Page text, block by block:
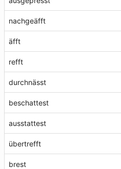
nachgeäfft
äfft
refft
durchnässt
beschattest
ausstattest
übertrefft
brest